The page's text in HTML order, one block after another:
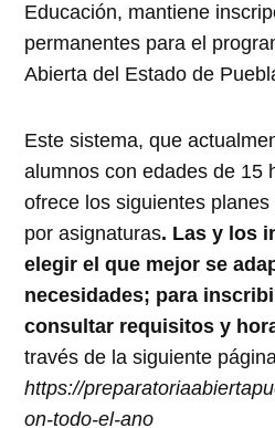
Educación, mantiene
permanentes para el
Abierta del Estado de
Este sistema, que
alumnos con edades de 15
ofrece los siguientes
por asignaturas. Las y los
elegir el que mejor se
necesidades; para
consultar requisitos y
través de la siguiente
https://
on-todo-el-ano